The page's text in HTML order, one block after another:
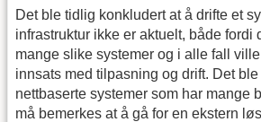
Det ble tidlig konkludert at å drifte et
infrastruktur ikke er aktuelt, både fordi
mange slike systemer og i alle fall
innsats med tilpasning og drift. Det
nettbaserte systemer som har mange
må bemerkes at å gå for en ekstern